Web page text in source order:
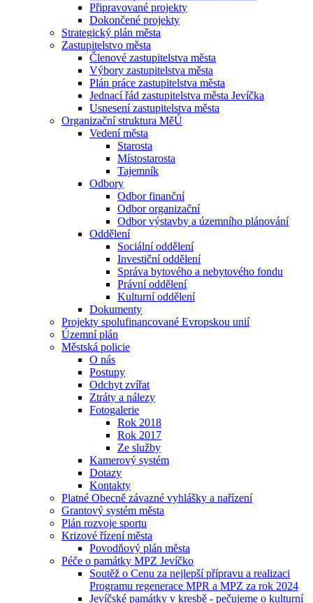
Připravované projekty
Dokončené projekty
Strategický plán města
Zastupitelstvo města
Členové zastupitelstva města
Výbory zastupitelstva města
Plán práce zastupitelstva města
Jednací řád zastupitelstva města Jevíčka
Usnesení zastupitelstva města
Organizační struktura MěÚ
Vedení města
Starosta
Místostarosta
Tajemník
Odbory
Odbor finanční
Odbor organizační
Odbor výstavby a územního plánování
Oddělení
Sociální oddělení
Investiční oddělení
Správa bytového a nebytového fondu
Právní oddělení
Kulturní oddělení
Dokumenty
Projekty spolufinancované Evropskou unií
Územní plán
Městská policie
O nás
Postupy
Odchyt zvířat
Ztráty a nálezy
Fotogalerie
Rok 2018
Rok 2017
Ze služby
Kamerový systém
Dotazy
Kontakty
Platné Obecně závazné vyhlášky a nařízení
Grantový systém města
Plán rozvoje sportu
Krizové řízení města
Povodňový plán města
Péče o památky MPZ Jevíčko
Soutěž o Cenu za nejlepší přípravu a realizaci
Programu regenerace MPR a MPZ za rok 2024
Jevíčské památky v kresbě - pečujeme o kulturní